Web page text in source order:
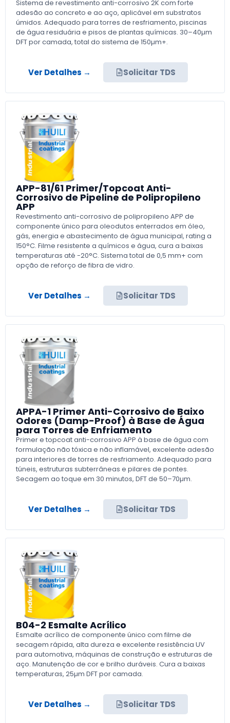
Sistema de revestimento anti-corrosivo 2K com forte
adesão ao concreto e ao aço, aplicável em substratos
úmidos. Adequado para torres de resfriamento, piscinas
de água residuária e pisos de plantas químicas. 30–40µm
DFT por camada, total do sistema de 150µm+.
Ver Detalhes → Solicitar TDS
APP-81/61 Primer/Topcoat Anti-
Corrosivo de Pipeline de Polipropileno
APP
Revestimento anti-corrosivo de polipropileno APP de
componente único para oleodutos enterrados em óleo,
gás, energia e abastecimento de água municipal, rating a
150°C. Filme resistente a químicos e água, cura a baixas
temperaturas até -20°C. Sistema total de 0,5 mm+ com
opção de reforço de fibra de vidro.
Ver Detalhes → Solicitar TDS
APPA-1 Primer Anti-Corrosivo de Baixo
Odores (Damp-Proof) à Base de Água
para Torres de Enfriamento
Primer e topcoat anti-corrosivo APP à base de água com
formulação não tóxica e não inflamável, excelente adesão
para interiores de torres de resfriamento. Adequado para
túneis, estruturas subterrâneas e pilares de pontes.
Secagem ao toque em 30 minutos, DFT de 50–70µm.
Ver Detalhes → Solicitar TDS
B04-2 Esmalte Acrílico
Esmalte acrílico de componente único com filme de
secagem rápida, alta dureza e excelente resistência UV
para automotiva, máquinas de construção e estruturas de
aço. Manutenção de cor e brilho duráveis. Cura a baixas
temperaturas, 25µm DFT por camada.
Ver Detalhes → Solicitar TDS